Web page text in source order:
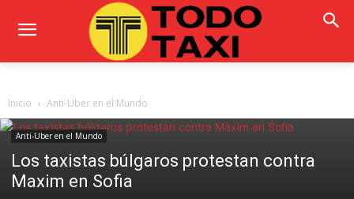
Inicio Anti-Uber en el Mundo
Anti-Uber en el Mundo
Los taxistas búlgaros protestan contra
Maxim en Sofia